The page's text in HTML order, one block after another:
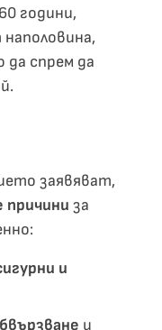
години,
спрем да
заявяват,
причини за
и
и